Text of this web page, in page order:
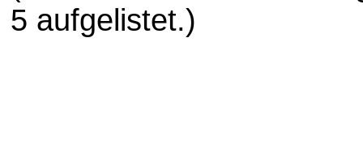
5 aufgelistet.)